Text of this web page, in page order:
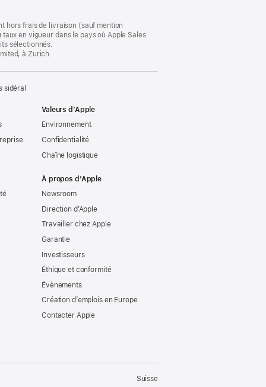
hors frais de livraison (sauf mention
en vigueur dans le pays où Apple Sales
sélectionnés.
à Zurich.
sidéral
Valeurs d’Apple
Environnement
Confidentialité
Chaîne logistique
À propos d’Apple
Newsroom
Direction d’Apple
Travailler chez Apple
Garantie
Investisseurs
Éthique et conformité
Évènements
Création d’emplois en Europe
Contacter Apple
Suisse